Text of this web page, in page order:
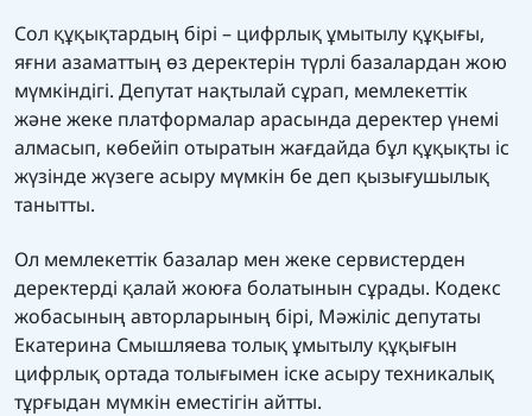
Сол құқықтардың бірі – цифрлық ұмытылу құқығы,
яғни азаматтың өз деректерін түрлі базалардан жою
мүмкіндігі. Депутат нақтылай сұрап, мемлекеттік
және жеке платформалар арасында деректер үнемі
алмасып, көбейіп отыратын жағдайда бұл құқықты іс
жүзінде жүзеге асыру мүмкін бе деп қызығушылық
танытты.
Ол мемлекеттік базалар мен жеке сервистерден
деректерді қалай жоюға болатынын сұрады. Кодекс
жобасының авторларының бірі, Мәжіліс депутаты
Екатерина Смышляева толық ұмытылу құқығын
цифрлық ортада толығымен іске асыру техникалық
тұрғыдан мүмкін еместігін айтты.